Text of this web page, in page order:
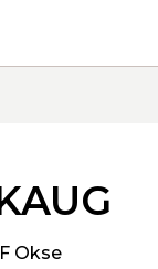
Okse